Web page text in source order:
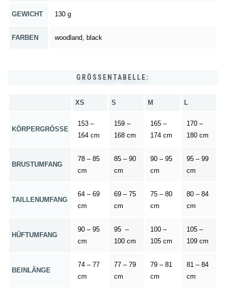
GEWICHT 130 g
FARBEN woodland, black
GRÖSSENTABELLE:
XS S M L
KÖRPERGRÖSSE
153 –
164 cm
159 –
168 cm
165 –
174 cm
170 –
180 cm
BRUSTUMFANG
78 – 85
cm
85 – 90
cm
90 – 95
cm
95 – 99
cm
TAILLENUMFANG
64 – 69
cm
69 – 75
cm
75 – 80
cm
80 – 84
cm
HÜFTUMFANG
90 – 95
cm
95 –
100 cm
100 –
105 cm
105 –
109 cm
BEINLÄNGE
74 – 77
cm
77 – 79
cm
79 – 81
cm
81 – 84
cm